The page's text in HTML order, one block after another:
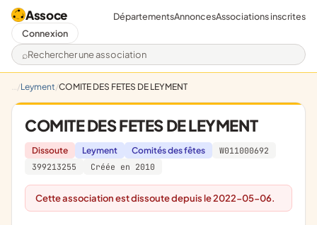
Assoce
Rechercher une association
DépartementsAnnoncesAssociations inscrites
Connexion
Leyment COMITE DES FETES DE LEYMENT
COMITE DES FETES DE LEYMENT
Dissoute Leyment Comités des fêtes
W011000692
399213255
Créée en 2010
Cette association est dissoute depuis le 2022-05-06.